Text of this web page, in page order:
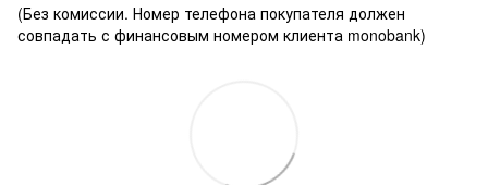
(Без комиссии. Номер телефона покупателя должен
совпадать с финансовым номером клиента monobank)